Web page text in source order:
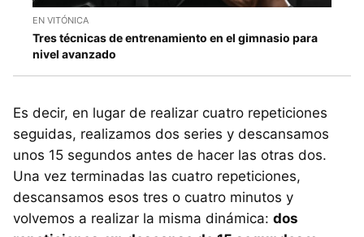
EN VITÓNICA
Tres técnicas de entrenamiento en el gimnasio para
nivel avanzado
Es decir, en lugar de realizar cuatro repeticiones
seguidas, realizamos dos series y descansamos
unos 15 segundos antes de hacer las otras dos.
Una vez terminadas las cuatro repeticiones,
descansamos esos tres o cuatro minutos y
volvemos a realizar la misma dinámica: dos